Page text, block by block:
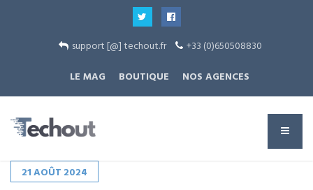
support [@] techout.fr
+33 (0)650508830
LE MAG
BOUTIQUE NOS AGENCES
21AOÛT 2024